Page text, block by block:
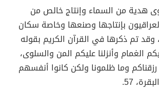
هدية من السماء وإنتاج خالص من
بإنتاجها وصنعها وخاصة سكان
وقد تم ذكرها في القرآن الكريم بقوله
الغمام وأنزلنا عليكم المن والسلوى،
وما ظلمونا ولكن كانوا أنفسهم
57.